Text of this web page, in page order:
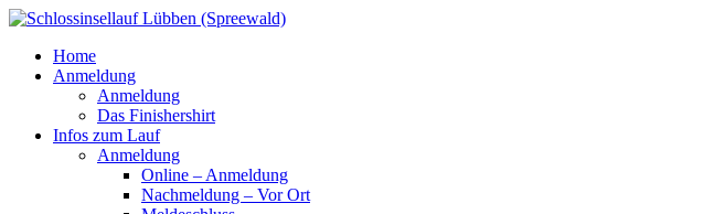
Home
Anmeldung
Anmeldung
Das Finishershirt
Infos zum Lauf
Anmeldung
Online – Anmeldung
Nachmeldung – Vor Ort